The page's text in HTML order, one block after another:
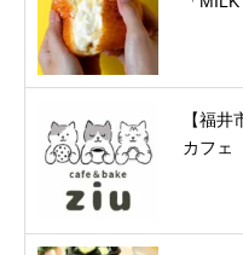
【福
カフェ